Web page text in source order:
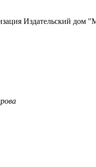
Издательский